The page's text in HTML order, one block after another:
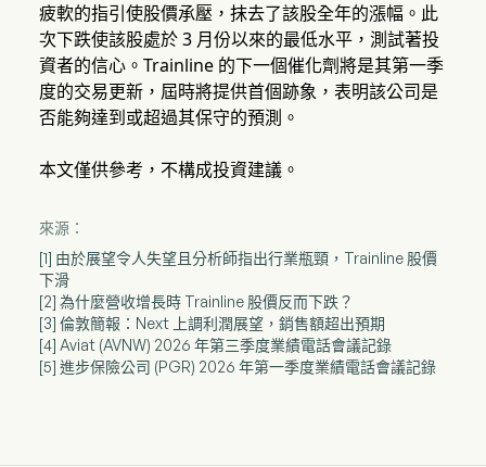
疲軟的指引使股價承壓，抹去了該股全年的漲幅。此
次下跌使該股處於 3 月份以來的最低水平，測試著投
資者的信心。Trainline 的下一個催化劑將是其第一季
度的交易更新，屆時將提供首個跡象，表明該公司是
否能夠達到或超過其保守的預測。
本文僅供參考，不構成投資建議。
來源：
[1] 由於展望令人失望且分析師指出行業瓶頸，Trainline 股價
下滑
[2] 為什麼營收增長時 Trainline 股價反而下跌？
[3] 倫敦簡報：Next 上調利潤展望，銷售額超出預期
[4] Aviat (AVNW) 2026 年第三季度業績電話會議記錄
[5] 進步保險公司 (PGR) 2026 年第一季度業績電話會議記錄